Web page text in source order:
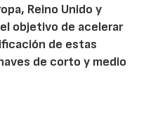
Reino Unido y
objetivo de acelerar
de estas
de corto y medio